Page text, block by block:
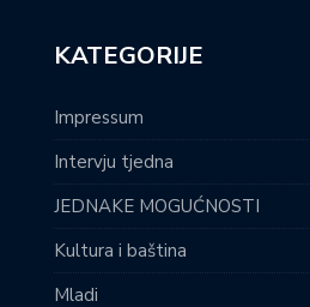
KATEGORIJE
Impressum
Intervju tjedna
JEDNAKE MOGUĆNOSTI
Kultura i baština
Mladi